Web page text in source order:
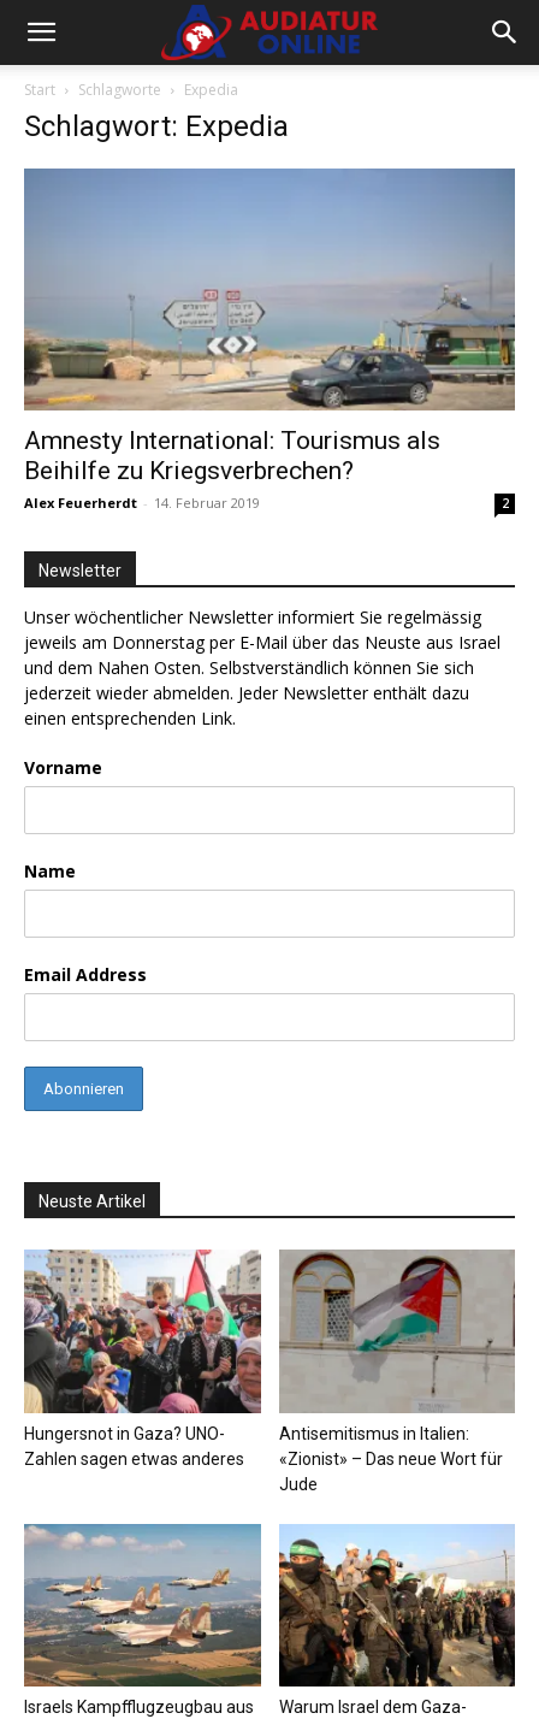
Start Schlagworte Expedia
Schlagwort: Expedia
Amnesty International: Tourismus als
Beihilfe zu Kriegsverbrechen?
Alex Feuerherdt - 14. Februar 2019 2
Newsletter
Unser wöchentlicher Newsletter informiert Sie regelmässig
jeweils am Donnerstag per E-Mail über das Neuste aus Israel
und dem Nahen Osten. Selbstverständlich können Sie sich
jederzeit wieder abmelden. Jeder Newsletter enthält dazu
einen entsprechenden Link.
Vorname
Name
Email Address
Neuste Artikel
Hungersnot in Gaza? UNO-
Zahlen sagen etwas anderes
Antisemitismus in Italien:
«Zionist» – Das neue Wort für
Jude
Israels Kampfflugzeugbau aus
Warum Israel dem Gaza-